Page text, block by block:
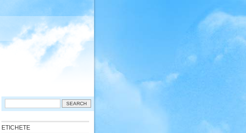
Search
ETICHETE